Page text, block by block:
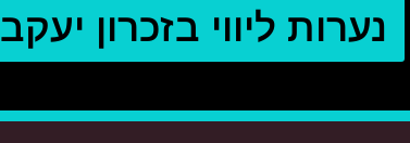
נערות ליווי בזכרון יעקב